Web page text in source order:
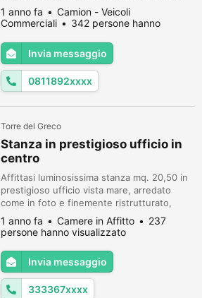
cambio: Manuale Offerta valida fino al 31
Ottobre 2023. PREZZO DETAX. Per
informazioni sull'annuncio: dettagli,
condizioni e prezzo finito chiavi in mano si
prega di chiamare o passare in sede.
Promozione disponibile per auto in stock
grazie a...
1 anno fa
Camion - Veicoli
Commerciali
342 persone hanno
Invia messaggio
0811892xxxx
Torre del Greco
Stanza in prestigioso ufficio in
centro
Affittasi luminosissima stanza mq. 20,50 in
prestigioso ufficio vista mare, arredato
come in foto e finemente ristrutturato,
€450 all inclusive spese condominiali,
utenze, pulizie, linea telefonica con
possibiltà opzionale di numero autonomo,
rete internet cablata e wifi, stampante e
scanner in rete, condizionatore
caldo/freddo, termosifoni con termostato
di...
1 anno fa Camere in Affitto
237
persone hanno visualizzato
Invia messaggio
333367xxxx